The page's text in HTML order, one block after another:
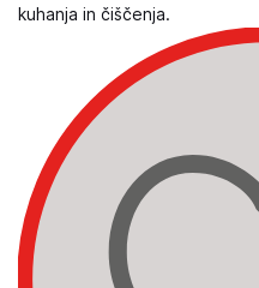
kuhanja in čiščenja.